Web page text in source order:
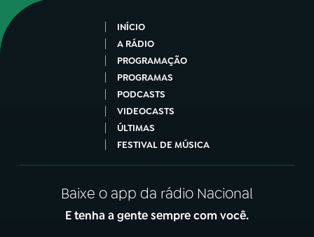
INÍCIO
A RÁDIO
PROGRAMAÇÃO
PROGRAMAS
PODCASTS
VIDEOCASTS
ÚLTIMAS
FESTIVAL DE MÚSICA
Baixe o app da rádio Nacional
E tenha a gente sempre com você.